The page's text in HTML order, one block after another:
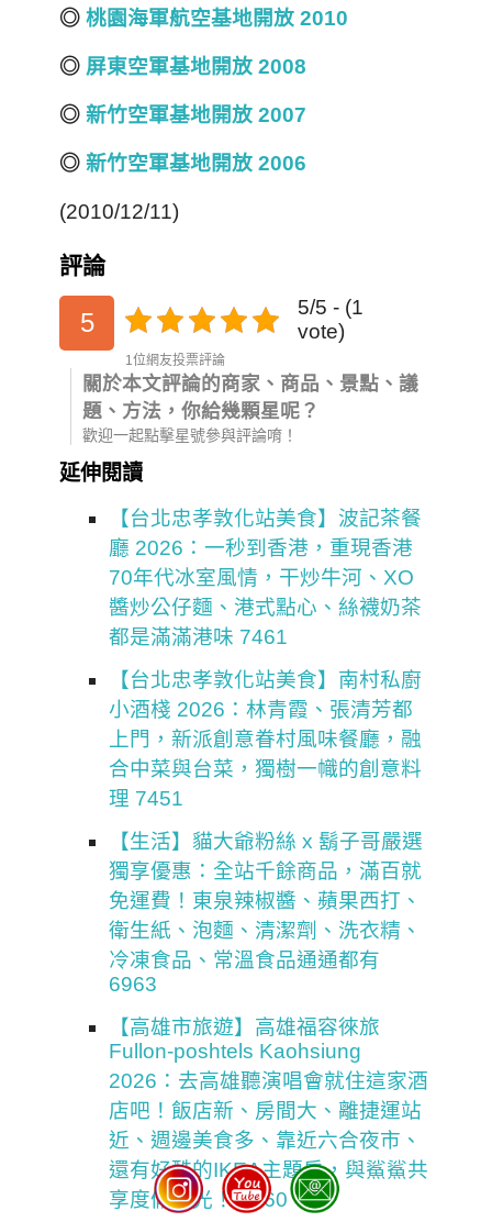
◎ 桃園海軍航空基地開放 2010
◎ 屏東空軍基地開放 2008
◎ 新竹空軍基地開放 2007
◎ 新竹空軍基地開放 2006
(2010/12/11)
評論
5
5/5 - (1
vote)
1位網友投票評論
關於本文評論的商家、商品、景點、議
題、方法，你給幾顆星呢？
歡迎一起點擊星號參與評論唷！
延伸閱讀
【台北忠孝敦化站美食】波記茶餐
廳 2026：一秒到香港，重現香港
70年代冰室風情，干炒牛河、XO
醬炒公仔麵、港式點心、絲襪奶茶
都是滿滿港味 7461
【台北忠孝敦化站美食】南村私廚
小酒棧 2026：林青霞、張清芳都
上門，新派創意眷村風味餐廳，融
合中菜與台菜，獨樹一幟的創意料
理 7451
【生活】貓大爺粉絲 x 鬍子哥嚴選
獨享優惠：全站千餘商品，滿百就
免運費！東泉辣椒醬、蘋果西打、
衛生紙、泡麵、清潔劑、洗衣精、
冷凍食品、常溫食品通通都有
6963
【高雄市旅遊】高雄福容徠旅
Fullon-poshtels Kaohsiung
2026：去高雄聽演唱會就住這家酒
店吧！飯店新、房間大、離捷運站
近、週邊美食多、靠近六合夜市、
還有好酷的IKEA主題房，與鯊鯊共
享度假時光！ 7460